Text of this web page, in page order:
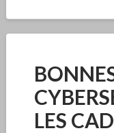
LES